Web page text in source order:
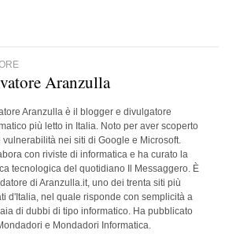
Aranzulla
Aranzulla è il blogger e divulgatore
più letto in Italia. Noto per aver scoperto
vulnerabilità nei siti di Google e Microsoft.
con riviste di informatica e ha curato la
tecnologica del quotidiano Il Messaggero. È
di Aranzulla.it, uno dei trenta siti più
d'Italia, nel quale risponde con semplicità a
di dubbi di tipo informatico. Ha pubblicato
e Mondadori Informatica.